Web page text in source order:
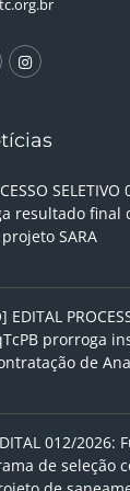
resultado final
SARA
EDITAL
prorroga
de
012/2026:
de seleção